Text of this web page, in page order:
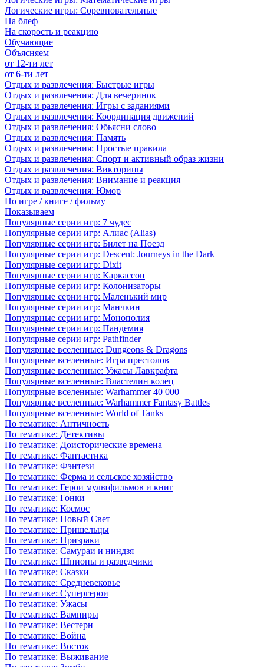
Логические игры: Соревновательные
На блеф
На скорость и реакцию
Обучающие
Объясняем
от 12-ти лет
от 6-ти лет
Отдых и развлечения: Быстрые игры
Отдых и развлечения: Для вечеринок
Отдых и развлечения: Игры с заданиями
Отдых и развлечения: Координация движений
Отдых и развлечения: Обьясни слово
Отдых и развлечения: Память
Отдых и развлечения: Простые правила
Отдых и развлечения: Спорт и активный образ жизни
Отдых и развлечения: Викторины
Отдых и развлечения: Внимание и реакция
Отдых и развлечения: Юмор
По игре / книге / фильму
Показываем
Популярные серии игр: 7 чудес
Популярные серии игр: Алиас (Alias)
Популярные серии игр: Билет на Поезд
Популярные серии игр: Descent: Journeys in the Dark
Популярные серии игр: Dixit
Популярные серии игр: Каркассон
Популярные серии игр: Колонизаторы
Популярные серии игр: Маленький мир
Популярные серии игр: Манчкин
Популярные серии игр: Монополия
Популярные серии игр: Пандемия
Популярные серии игр: Pathfinder
Популярные вселенные: Dungeons & Dragons
Популярные вселенные: Игра престолов
Популярные вселенные: Ужасы Лавкрафта
Популярные вселенные: Властелин колец
Популярные вселенные: Warhammer 40 000
Популярные вселенные: Warhammer Fantasy Battles
Популярные вселенные: World of Tanks
По тематике: Античность
По тематике: Детективы
По тематике: Доисторические времена
По тематике: Фантастика
По тематике: Фэнтези
По тематике: Ферма и сельское хозяйство
По тематике: Герои мультфильмов и книг
По тематике: Гонки
По тематике: Космос
По тематике: Новый Свет
По тематике: Пришельцы
По тематике: Призраки
По тематике: Самураи и ниндзя
По тематике: Шпионы и разведчики
По тематике: Сказки
По тематике: Средневековье
По тематике: Супергерои
По тематике: Ужасы
По тематике: Вампиры
По тематике: Вестерн
По тематике: Война
По тематике: Восток
По тематике: Выживание